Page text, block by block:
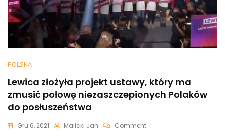
POLSKA
Lewica złożyła projekt ustawy, który ma
zmusić połowę niezaszczepionych Polaków
do posłuszeństwa
Gru 6, 2021 Malicki Jan CommentOn